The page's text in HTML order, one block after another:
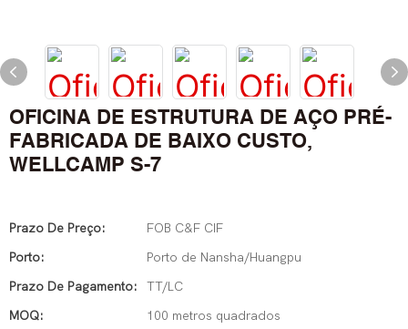
OFICINA DE ESTRUTURA DE AÇO PRÉ-
FABRICADA DE BAIXO CUSTO,
WELLCAMP S-7
Prazo De Preço:
FOB C&F CIF
Porto:
Porto de Nansha/Huangpu
Prazo De Pagamento:
TT/LC
MOQ:
100 metros quadrados